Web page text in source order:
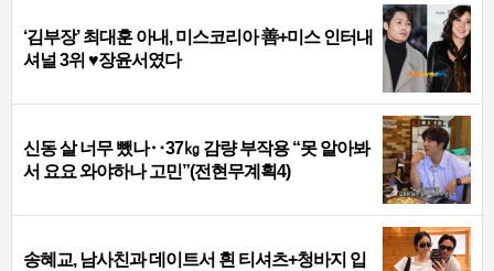
‘김부장’ 최대훈 아내, 미스코리아 善+미스 인터내
셔널 3위 ♥장윤서였다
신동 살 너무 뺐나‥37㎏ 감량 부작용 “못 알아봐
서 요요 와야하나 고민”(전현무계획4)
송혜교, 남사친과 데이트서 흰 티셔츠+청바지 입